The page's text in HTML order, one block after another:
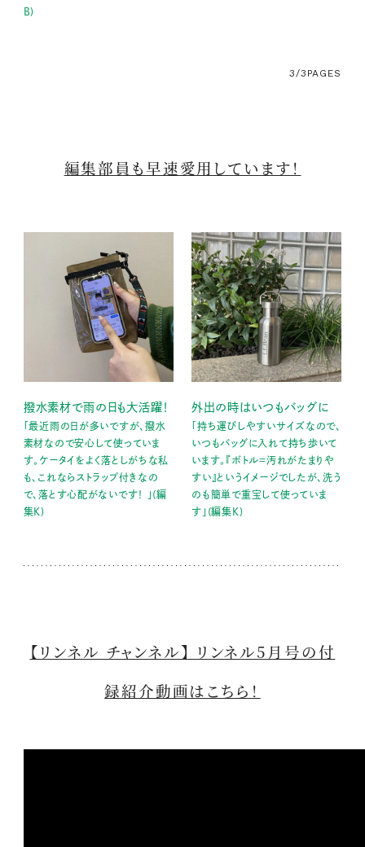
B)
3/3 PAGES
編集部員も早速愛用しています！
撥水素材で雨の日も大活躍！
「最近雨の日が多いですが、撥水
素材なので安心して使っていま
す。ケータイをよく落としがちな私
も、これならストラップ付きなの
で、落とす心配がないです！ 」(編
集K)
外出の時はいつもバッグに
「持ち運びしやすいサイズなので、
いつもバッグに入れて持ち歩いて
います。『ボトル＝汚れがたまりや
すい』というイメージでしたが、洗う
のも簡単で重宝して使っていま
す」(編集K)
【リンネル チャンネル】 リンネル5月号の付
録紹介動画はこちら！